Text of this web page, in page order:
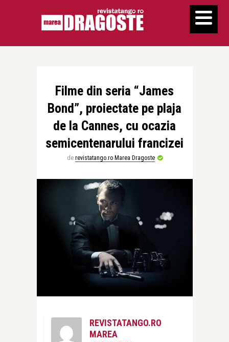
Filme din seria “James
Bond”, proiectate pe plaja
de la Cannes, cu ocazia
semicentenarului francizei
de revistatango.ro Marea Dragoste
REVISTATANGO.RO
MAREA